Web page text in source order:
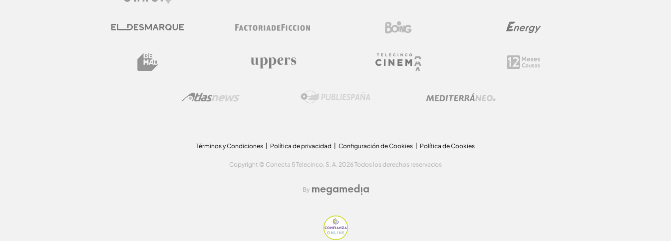
Términos y Condiciones Política de privacidad Configuración de Cookies Política de Cookies
Copyright © Conecta 5 Telecinco, S. A. 2026 Todos los derechos reservados
By